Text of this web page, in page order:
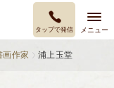
タップで発信 メニュー
画作家 浦上玉堂